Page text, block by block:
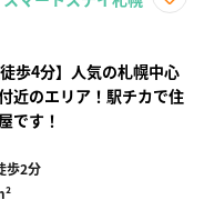
録
徒歩4分】人気の札幌中心
近のエリア！駅チカで住
です！
歩2分